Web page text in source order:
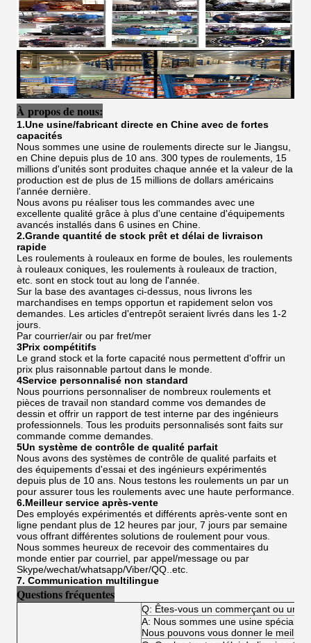
À propos de nous:
1.Une usine/fabricant directe en Chine avec de fortes
capacités
Nous sommes une usine de roulements directe sur le Jiangsu,
en Chine depuis plus de 10 ans. 300 types de roulements, 15
millions d'unités sont produites chaque année et la valeur de la
production est de plus de 15 millions de dollars américains
l'année dernière.
Nous avons pu réaliser tous les commandes avec une
excellente qualité grâce à plus d'une centaine d'équipements
avancés installés dans 6 usines en Chine.
2.Grande quantité de stock prêt et délai de livraison
rapide
Les roulements à rouleaux en forme de boules, les roulements
à rouleaux coniques, les roulements à rouleaux de traction,
etc. sont en stock tout au long de l'année.
Sur la base des avantages ci-dessus, nous livrons les
marchandises en temps opportun et rapidement selon vos
demandes. Les articles d'entrepôt seraient livrés dans les 1-2
jours.
Par courrier/air ou par fret/mer
3Prix compétitifs
Le grand stock et la forte capacité nous permettent d'offrir un
prix plus raisonnable partout dans le monde.
4Service personnalisé non standard
Nous pourrions personnaliser de nombreux roulements et
pièces de travail non standard comme vos demandes de
dessin et offrir un rapport de test interne par des ingénieurs
professionnels. Tous les produits personnalisés sont faits sur
commande comme demandes.
5Un système de contrôle de qualité parfait
Nous avons des systèmes de contrôle de qualité parfaits et
des équipements d'essai et des ingénieurs expérimentés
depuis plus de 10 ans. Nous testons les roulements un par un
pour assurer tous les roulements avec une haute performance.
6.Meilleur service après-vente
Des employés expérimentés et différents après-vente sont en
ligne pendant plus de 12 heures par jour, 7 jours par semaine
vous offrant différentes solutions de roulement pour vous.
Nous sommes heureux de recevoir des commentaires du
monde entier par courriel, par appel/message ou par
Skype/wechat/whatsapp/Viber/QQ..etc.
7. Communication multilingue
Questions fréquentes
Q: Êtes-vous un commerçant ou un
A: Nous sommes une usine
Nous pouvons vous donner le